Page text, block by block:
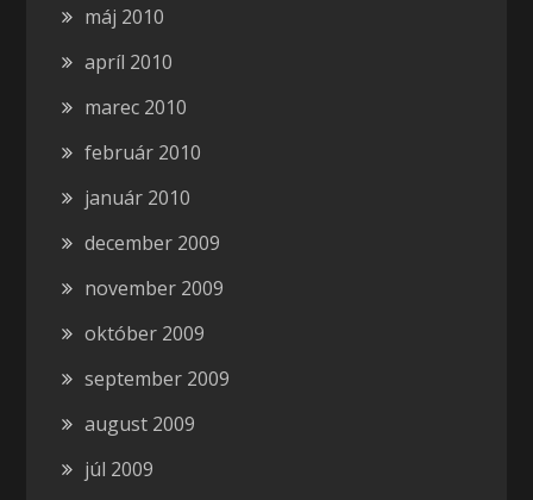
máj 2010
apríl 2010
marec 2010
február 2010
január 2010
december 2009
november 2009
október 2009
september 2009
august 2009
júl 2009